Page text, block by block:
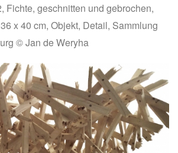
Fichte, geschnitten und gebrochen,
x 40 cm, Objekt, Detail, Sammlung
© Jan de Weryha